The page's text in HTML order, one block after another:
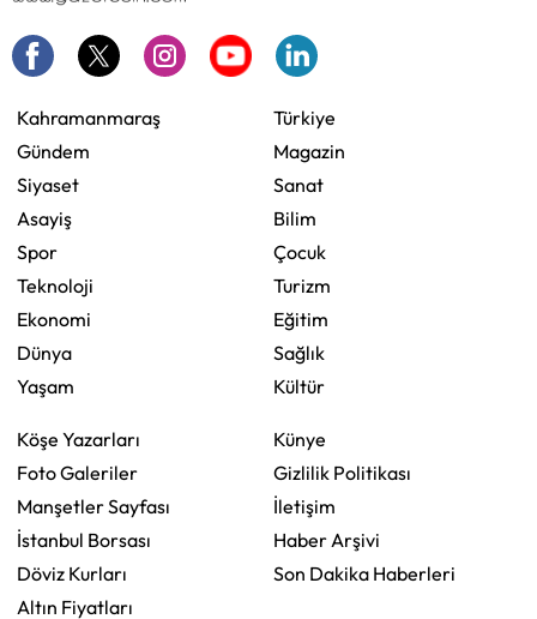
Kahramanmaraş
Gündem
Siyaset
Asayiş
Spor
Teknoloji
Ekonomi
Dünya
Yaşam
Türkiye
Magazin
Sanat
Bilim
Çocuk
Turizm
Eğitim
Sağlık
Kültür
Köşe Yazarları
Foto Galeriler
Manşetler Sayfası
İstanbul Borsası
Döviz Kurları
Altın Fiyatları
Künye
Gizlilik Politikası
İletişim
Haber Arşivi
Son Dakika Haberleri